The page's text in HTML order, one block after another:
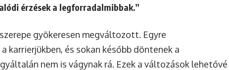
érzések a legforradalmibbak.”
gyökeresen megváltozott. Egyre
karrierjükben, és sokan később döntenek a
nem is vágynak rá. Ezek a változások lehetővé